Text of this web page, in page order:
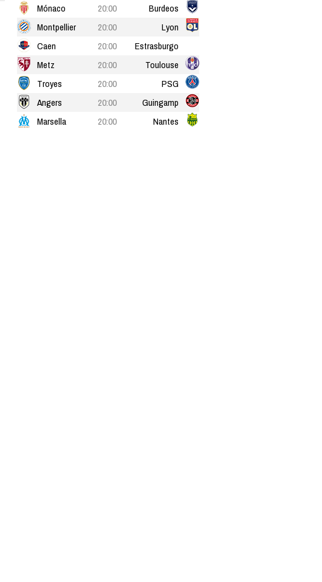
Mónaco
20:00
Burdeos
Montpellier
20:00
Lyon
Caen
20:00
Estrasburgo
Metz
20:00
Toulouse
Troyes
20:00
PSG
Angers
20:00
Guingamp
Marsella
20:00 Nantes